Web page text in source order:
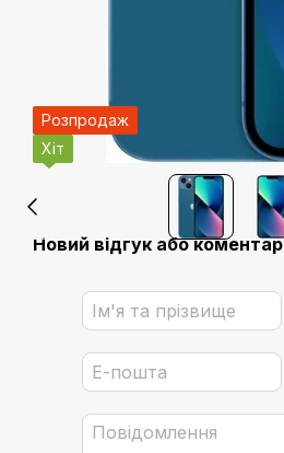
Розпродаж
Хіт
Новий відгук або коментар